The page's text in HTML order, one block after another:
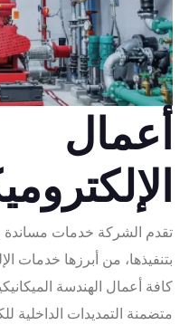
أعمال
تقدم الشركة خدمات مساندة
بتنفيذها، من أبرزها خدمات
كافة أعمال الهندسة
متضمنة التمديدات الداخلية